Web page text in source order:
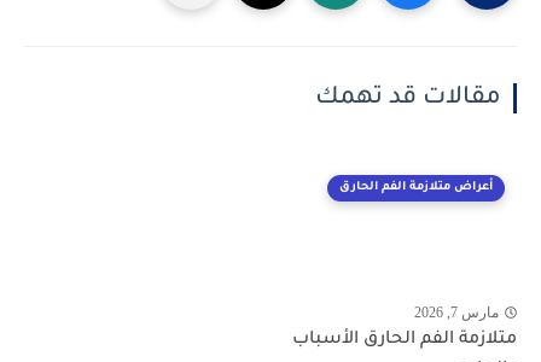
مقالات قد تهمك
أعراض متلازمة الفم الحارق
مارس 7, 2026
متلازمة الفم الحارق الأسباب